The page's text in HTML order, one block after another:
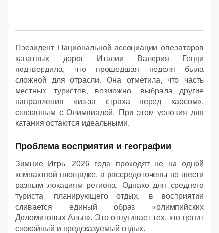
Президент Национальной ассоциации операторов
канатных дорог Италии Валерия Гецци
подтвердила, что прошедшая неделя была
сложной для отрасли. Она отметила, что часть
местных туристов, возможно, выбрала другие
направления «из-за страха перед хаосом»,
связанным с Олимпиадой. При этом условия для
катания остаются идеальными.
Проблема восприятия и географии
Зимние Игры 2026 года проходят не на одной
компактной площадке, а рассредоточены по шести
разным локациям региона. Однако для среднего
туриста, планирующего отдых, в восприятии
сливается единый образ «олимпийских
Доломитовых Альп». Это отпугивает тех, кто ценит
спокойный и предсказуемый отдых.